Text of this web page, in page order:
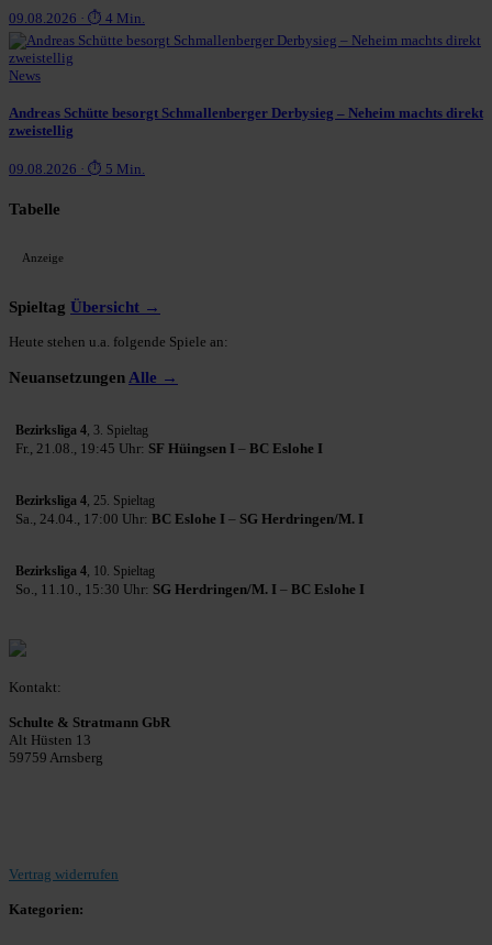
09.08.2026 · ⏱ 4 Min.
News
Andreas Schütte besorgt Schmallenberger Derbysieg – Neheim machts direkt
zweistellig
09.08.2026 · ⏱ 5 Min.
Tabelle
Anzeige
Spieltag Übersicht →
Heute stehen u.a. folgende Spiele an:
Neuansetzungen Alle →
Bezirksliga 4, 3. Spieltag
Fr., 21.08., 19:45 Uhr: SF Hüingsen I – BC Eslohe I
Bezirksliga 4, 25. Spieltag
Sa., 24.04., 17:00 Uhr: BC Eslohe I – SG Herdringen/M. I
Bezirksliga 4, 10. Spieltag
So., 11.10., 15:30 Uhr: SG Herdringen/M. I – BC Eslohe I
Kontakt:
Schulte & Stratmann GbR
Alt Hüsten 13
59759 Arnsberg
Vertrag widerrufen
Kategorien: